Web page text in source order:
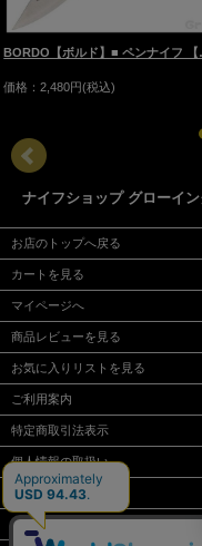
BORDO【ボルド】■ ペンナイフ
価格：2,480円(税込)
ナイフショップ グローイン
お店のトップへ戻る
カートを見る
マイページへ
商品レビューを見る
お気に入りリストを見る
ご利用案内
特定商取引法表示
個人情報の取扱い
サイトマップ
メルマガ登録